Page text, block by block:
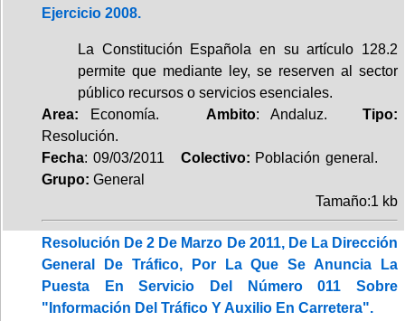
Ejercicio 2008.
La Constitución Española en su artículo 128.2
permite que mediante ley, se reserven al sector
público recursos o servicios esenciales.
Area: Economía. Ambito: Andaluz. Tipo:
Resolución.
Fecha: 09/03/2011 Colectivo: Población general.
Grupo: General
Tamaño:1 kb
Resolución De 2 De Marzo De 2011, De La Dirección
General De Tráfico, Por La Que Se Anuncia La
Puesta En Servicio Del Número 011 Sobre
"Información Del Tráfico Y Auxilio En Carretera".